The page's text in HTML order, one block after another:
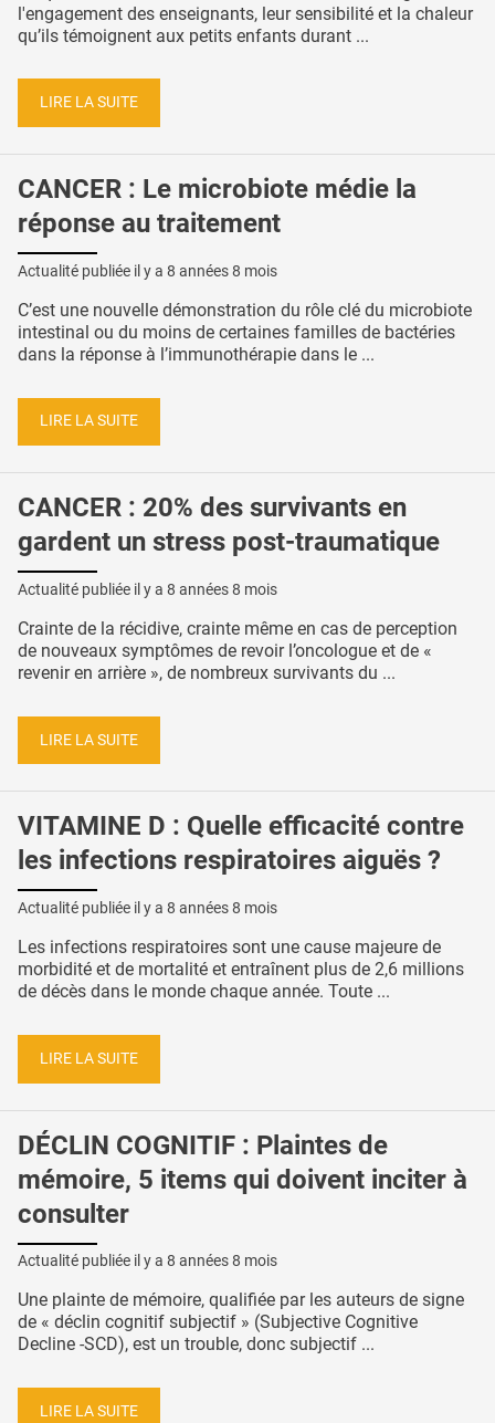
l'engagement des enseignants, leur sensibilité et la chaleur
qu’ils témoignent aux petits enfants durant ...
LIRE LA SUITE
CANCER : Le microbiote médie la
réponse au traitement
Actualité publiée il y a 8 années 8 mois
C’est une nouvelle démonstration du rôle clé du microbiote
intestinal ou du moins de certaines familles de bactéries
dans la réponse à l’immunothérapie dans le ...
LIRE LA SUITE
CANCER : 20% des survivants en
gardent un stress post-traumatique
Actualité publiée il y a 8 années 8 mois
Crainte de la récidive, crainte même en cas de perception
de nouveaux symptômes de revoir l’oncologue et de «
revenir en arrière », de nombreux survivants du ...
LIRE LA SUITE
VITAMINE D : Quelle efficacité contre
les infections respiratoires aiguës ?
Actualité publiée il y a 8 années 8 mois
Les infections respiratoires sont une cause majeure de
morbidité et de mortalité et entraînent plus de 2,6 millions
de décès dans le monde chaque année. Toute ...
LIRE LA SUITE
DÉCLIN COGNITIF : Plaintes de
mémoire, 5 items qui doivent inciter à
consulter
Actualité publiée il y a 8 années 8 mois
Une plainte de mémoire, qualifiée par les auteurs de signe
de « déclin cognitif subjectif » (Subjective Cognitive
Decline -SCD), est un trouble, donc subjectif ...
LIRE LA SUITE